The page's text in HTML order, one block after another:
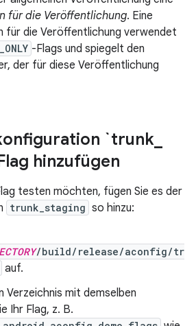
für die Veröffentlichung. Eine
für die Veröffentlichung verwendet
-Flags und spiegelt den
der für diese Veröffentlichung
`trunk
hinzufügen
testen möchten, fügen Sie es der
trunk_staging so hinzu:
/build/release/aconfig/tr
auf.
Verzeichnis mit demselben
Ihr Flag, z. B.